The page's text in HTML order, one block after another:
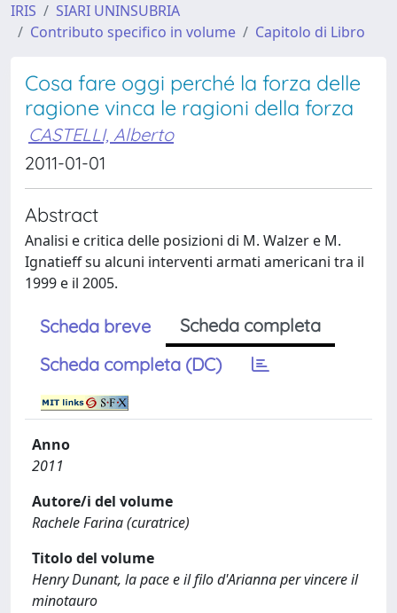
IRIS
SIARI UNINSUBRIA
Contributo specifico in volume
Capitolo di Libro
Cosa fare oggi perché la forza delle
ragione vinca le ragioni della forza
CASTELLI, Alberto
2011-01-01
Abstract
Analisi e critica delle posizioni di M. Walzer e M.
Ignatieff su alcuni interventi armati americani tra il
1999 e il 2005.
Scheda breve
Scheda completa
Scheda completa (DC)
Anno
2011
Autore/i del volume
Rachele Farina (curatrice)
Titolo del volume
Henry Dunant, la pace e il filo d'Arianna per vincere il
minotauro